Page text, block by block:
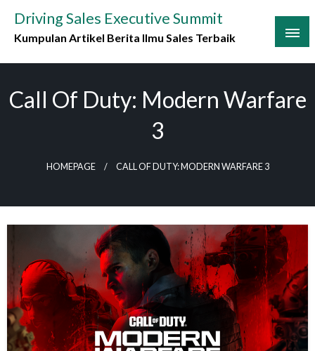
content
Driving Sales Executive Summit
Kumpulan Artikel Berita Ilmu Sales Terbaik
Call Of Duty: Modern Warfare
3
HOMEPAGE CALL OF DUTY: MODERN WARFARE 3